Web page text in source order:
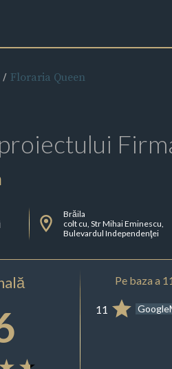
Floraria Queen
Brăila
colt cu, Str Mihai Eminescu,
Bulevardul Independenţei
Pe baza a
11